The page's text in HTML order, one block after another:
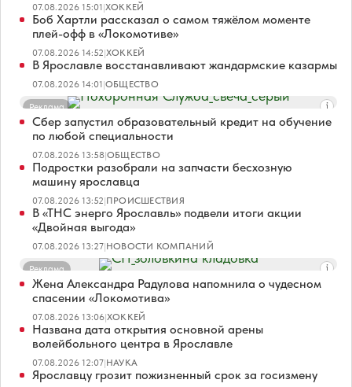
07.08.2026 15:01|ХОККЕЙ
Боб Хартли рассказал о самом тяжёлом моменте
плей-офф в «Локомотиве»
07.08.2026 14:52|ХОККЕЙ
В Ярославле восстанавливают жандармские казармы
07.08.2026 14:01|ОБЩЕСТВО
Реклама
Сбер запустил образовательный кредит на обучение
по любой специальности
07.08.2026 13:58|ОБЩЕСТВО
Подростки разобрали на запчасти бесхозную
машину ярославца
07.08.2026 13:52|ПРОИСШЕСТВИЯ
В «ТНС энерго Ярославль» подвели итоги акции
«Двойная выгода»
07.08.2026 13:27|НОВОСТИ КОМПАНИЙ
Реклама
Жена Александра Радулова напомнила о чудесном
спасении «Локомотива»
07.08.2026 13:06|ХОККЕЙ
Названа дата открытия основной арены
волейбольного центра в Ярославле
07.08.2026 12:07|НАУКА
Ярославцу грозит пожизненный срок за госизмену